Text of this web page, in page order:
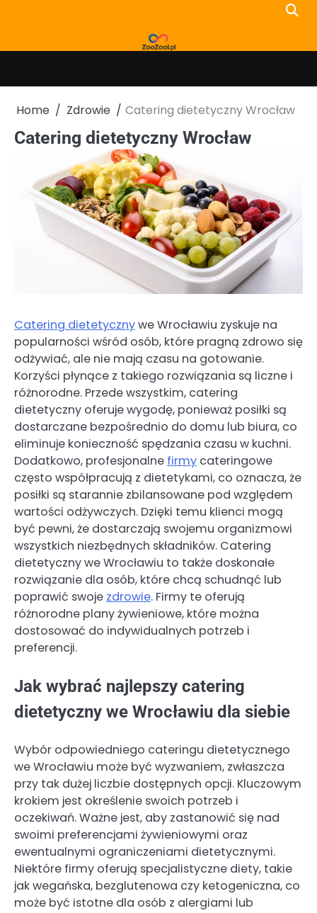
Home Zdrowie Catering dietetyczny Wrocław
Catering dietetyczny Wrocław
Catering dietetycznywe Wrocławiu zyskuje na
popularności wśród osób, które pragną zdrowo się
odżywiać, ale nie mają czasu na gotowanie.
Korzyści płynące z takiego rozwiązania są liczne i
różnorodne. Przede wszystkim, catering
dietetyczny oferuje wygodę, ponieważ posiłki są
dostarczane bezpośrednio do domu lub biura, co
eliminuje konieczność spędzania czasu w kuchni.
Dodatkowo, profesjonalne firmy cateringowe
często współpracują z dietetykami, co oznacza, że
posiłki są starannie zbilansowane pod względem
wartości odżywczych. Dzięki temu klienci mogą
być pewni, że dostarczają swojemu organizmowi
wszystkich niezbędnych składników. Catering
dietetyczny we Wrocławiu to także doskonałe
rozwiązanie dla osób, które chcą schudnąć lub
poprawić swoje zdrowie. Firmy te oferują
różnorodne plany żywieniowe, które można
dostosować do indywidualnych potrzeb i
preferencji.
Jak wybrać najlepszy catering
dietetyczny we Wrocławiu dla siebie
Wybór odpowiedniego cateringu dietetycznego
we Wrocławiu może być wyzwaniem, zwłaszcza
przy tak dużej liczbie dostępnych opcji. Kluczowym
krokiem jest określenie swoich potrzeb i
oczekiwań. Ważne jest, aby zastanowić się nad
swoimi preferencjami żywieniowymi oraz
ewentualnymi ograniczeniami dietetycznymi.
Niektóre firmy oferują specjalistyczne diety, takie
jak wegańska, bezglutenowa czy ketogeniczna, co
może być istotne dla osób z alergiami lub